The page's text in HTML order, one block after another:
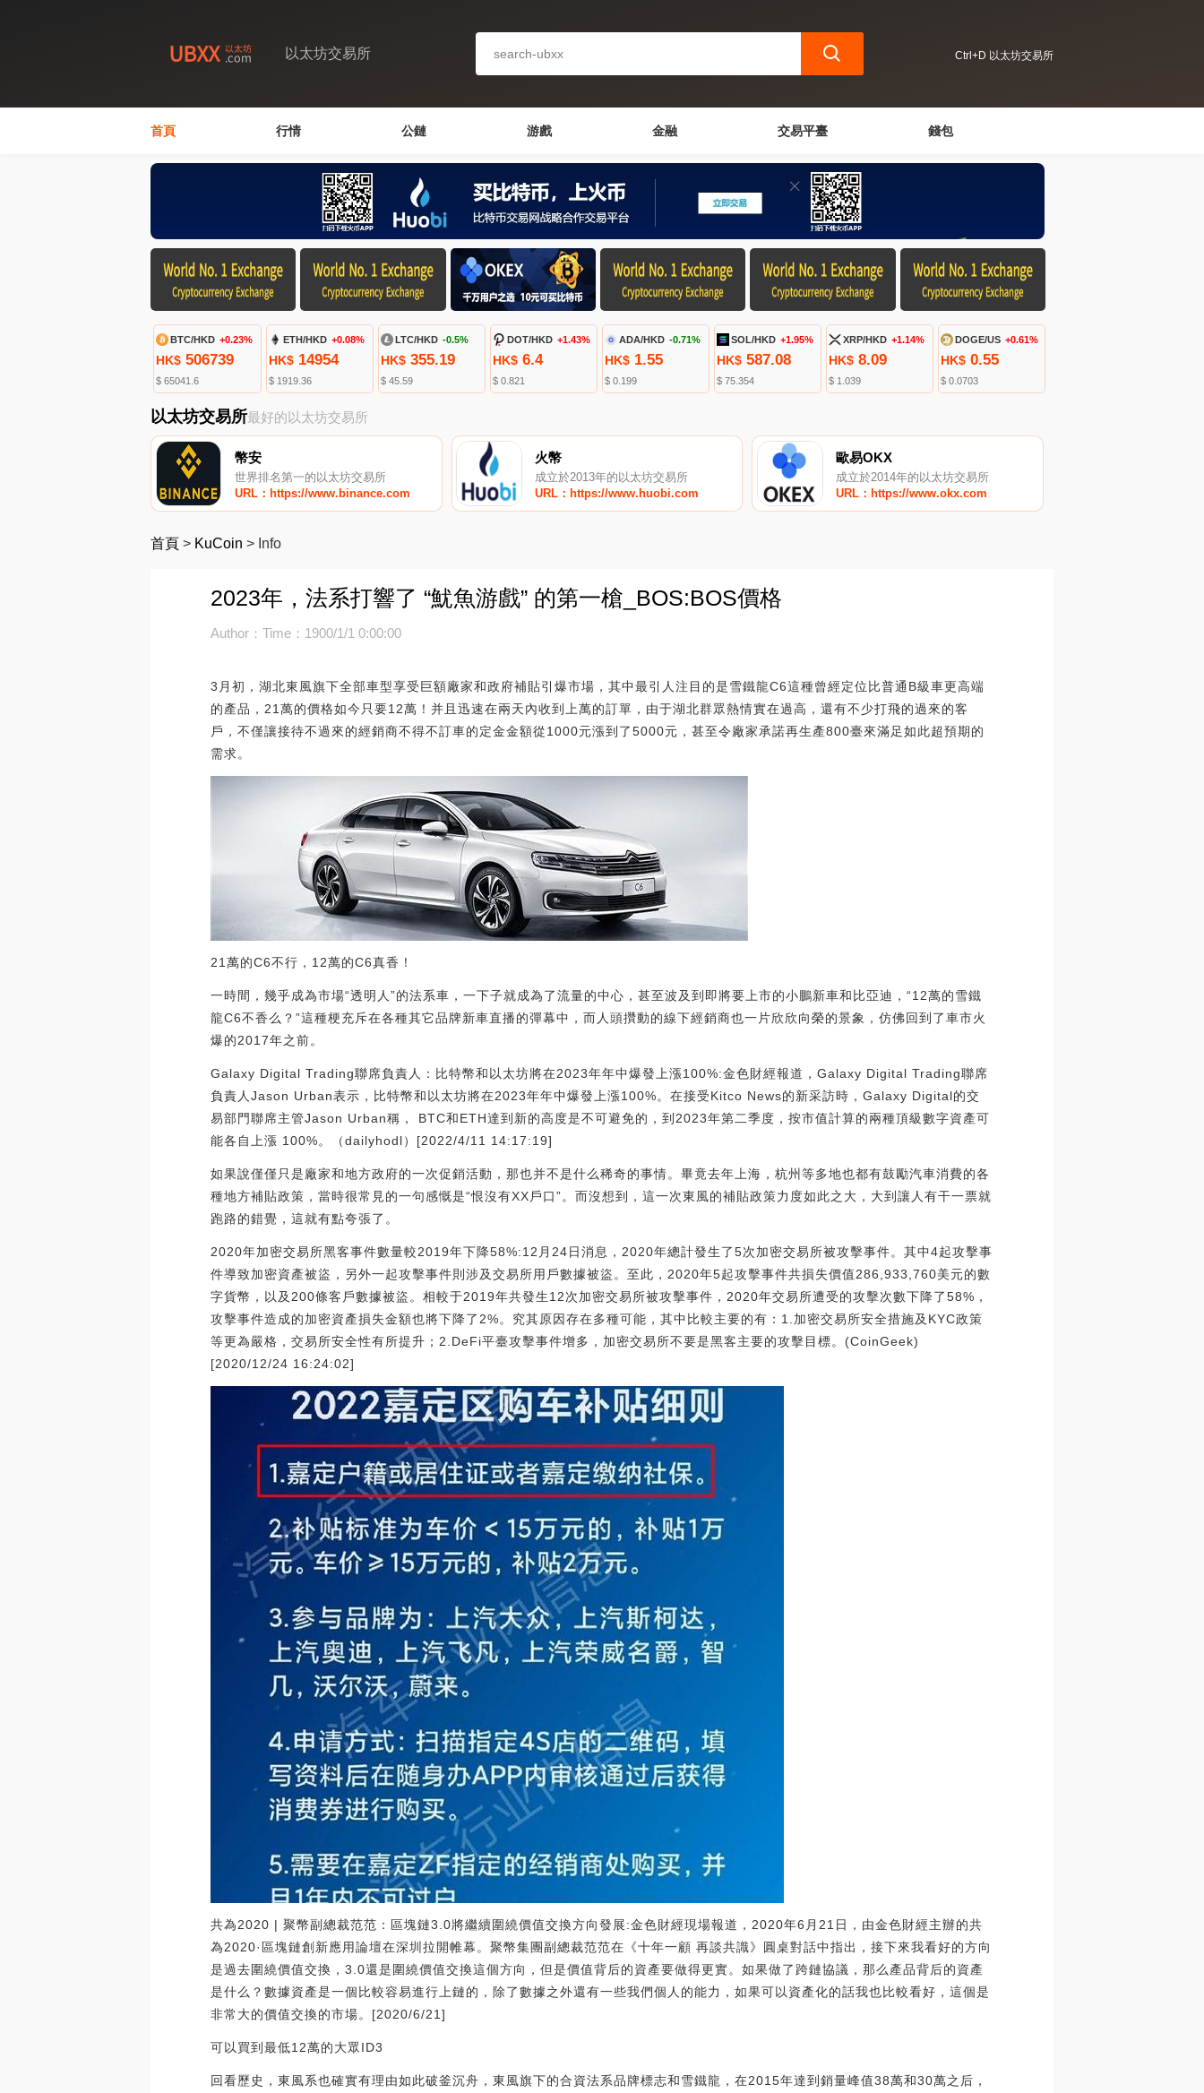
以太坊交易所 Ctrl+D 以太坊交易所
首頁 行情 公鏈 游戲 金融 交易平臺 錢包
BTC/HKD +0.23%
HK$ 506739
$ 65041.6
ETH/HKD +0.08%
HK$14954
$ 1919.36
LTC/HKD -0.5%
HK$355.19
$ 45.59
DOT/HKD +1.43%
HK$6.4
$ 0.821
ADA/HKD -0.71%
HK$1.55
$ 0.199
SOL/HKD +1.95%
HK$ 587.08
$ 75.354
XRP/HKD +1.14%
HK$ 8.09
$ 1.039
DOGE/US +0.61%
HK$ 0.55
$ 0.0703
以太坊交易所最好的以太坊交易所
幣安
世界排名第一的以太坊交易所
URL：https://www.binance.com
火幣
成立於2013年的以太坊交易所
URL：https://www.huobi.com
歐易OKX
成立於2014年的以太坊交易所
URL：https://www.okx.com
首頁 > KuCoin > Info
2023年，法系打響了 “魷魚游戲” 的第一槍_BOS:BOS價格
Author：Time：1900/1/1 0:00:00
3月初，湖北東風旗下全部車型享受巨額廠家和政府補貼引爆市場，其中最引人注目的是雪鐵龍C6這種曾經定位比普通B級車更高端
的產品，21萬的價格如今只要12萬！并且迅速在兩天內收到上萬的訂單，由于湖北群眾熱情實在過高，還有不少打飛的過來的客
戶，不僅讓接待不過來的經銷商不得不訂車的定金金額從1000元漲到了5000元，甚至令廠家承諾再生產800臺來滿足如此超預期的
需求。
21萬的C6不行，12萬的C6真香！
一時間，幾乎成為市場“透明人”的法系車，一下子就成為了流量的中心，甚至波及到即將要上市的小鵬新車和比亞迪，“12萬的雪鐵
龍C6不香么？”這種梗充斥在各種其它品牌新車直播的彈幕中，而人頭攢動的線下經銷商也一片欣欣向榮的景象，仿佛回到了車市火
爆的2017年之前。
Galaxy Digital Trading聯席負責人：比特幣和以太坊將在2023年年中爆發上漲100%:金色財經報道，Galaxy Digital Trading聯席
負責人Jason Urban表示，比特幣和以太坊將在2023年年中爆發上漲100%。在接受Kitco News的新采訪時，Galaxy Digital的交
易部門聯席主管Jason Urban稱， BTC和ETH達到新的高度是不可避免的，到2023年第二季度，按市值計算的兩種頂級數字資產可
能各自上漲 100%。（dailyhodl）[2022/4/11 14:17:19]
如果說僅僅只是廠家和地方政府的一次促銷活動，那也并不是什么稀奇的事情。畢竟去年上海，杭州等多地也都有鼓勵汽車消費的各
種地方補貼政策，當時很常見的一句感慨是“恨沒有XX戶口”。而沒想到，這一次東風的補貼政策力度如此之大，大到讓人有干一票就
跑路的錯覺，這就有點夸張了。
2020年加密交易所黑客事件數量較2019年下降58%:12月24日消息，2020年總計發生了5次加密交易所被攻擊事件。其中4起攻擊事
件導致加密資產被盜，另外一起攻擊事件則涉及交易所用戶數據被盜。至此，2020年5起攻擊事件共損失價值286,933,760美元的數
字貨幣，以及200條客戶數據被盜。相較于2019年共發生12次加密交易所被攻擊事件，2020年交易所遭受的攻擊次數下降了58%，
攻擊事件造成的加密資產損失金額也將下降了2%。究其原因存在多種可能，其中比較主要的有：1.加密交易所安全措施及KYC政策
等更為嚴格，交易所安全性有所提升；2.DeFi平臺攻擊事件增多，加密交易所不要是黑客主要的攻擊目標。(CoinGeek)
[2020/12/24 16:24:02]
共為2020 | 聚幣副總裁范范：區塊鏈3.0將繼續圍繞價值交換方向發展:金色財經現場報道，2020年6月21日，由金色財經主辦的共
為2020·區塊鏈創新應用論壇在深圳拉開帷幕。聚幣集團副總裁范范在《十年一顧 再談共識》圓桌對話中指出，接下來我看好的方向
是過去圍繞價值交換，3.0還是圍繞價值交換這個方向，但是價值背后的資產要做得更實。如果做了跨鏈協議，那么產品背后的資產
是什么？數據資產是一個比較容易進行上鏈的，除了數據之外還有一些我們個人的能力，如果可以資產化的話我也比較看好，這個是
非常大的價值交換的市場。[2020/6/21]
可以買到最低12萬的大眾ID3
回看歷史，東風系也確實有理由如此破釜沉舟，東風旗下的合資法系品牌標志和雪鐵龍，在2015年達到銷量峰值38萬和30萬之后，